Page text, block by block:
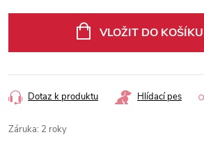
VLOŽIT DO KOŠÍKU
Dotaz k produktu Hlídací pes
Záruka: 2 roky